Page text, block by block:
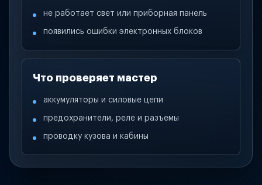
не работает свет или приборная панель
появились ошибки электронных блоков
Что проверяет мастер
аккумуляторы и силовые цепи
предохранители, реле и разъемы
проводку кузова и кабины